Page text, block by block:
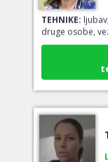
TEHNIKE:
druge osobe,